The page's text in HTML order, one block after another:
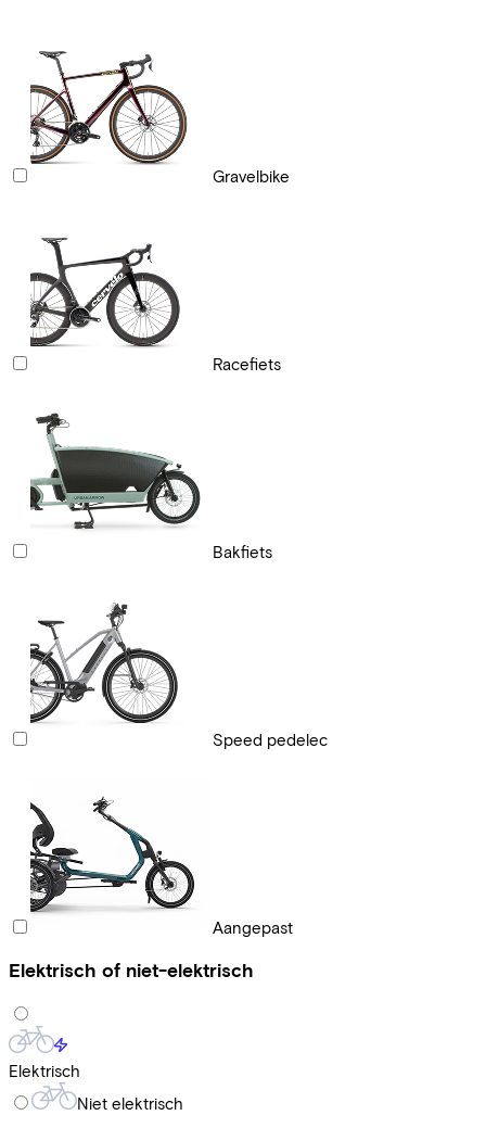
Gravelbike
Racefiets
Bakfiets
Speed pedelec
Aangepast
Elektrisch of niet-elektrisch
Elektrisch
Niet elektrisch